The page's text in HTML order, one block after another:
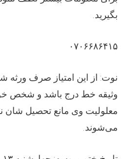
بگیرید.
۰۷۰۶۶۸۶۴۱۵
نوت: از این امتیاز صرف ورثه
وثیقه خط درج باشد و شخص
معلولیت وی مانع تحصیل شان
می‌شوند.